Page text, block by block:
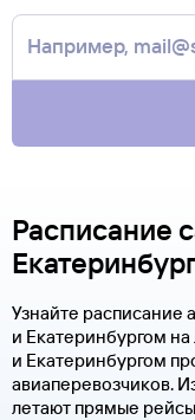
Расписание
Узнайте расписание
и Екатеринбургом
и Екатеринбургом
авиаперевозчиков.
летают прямые